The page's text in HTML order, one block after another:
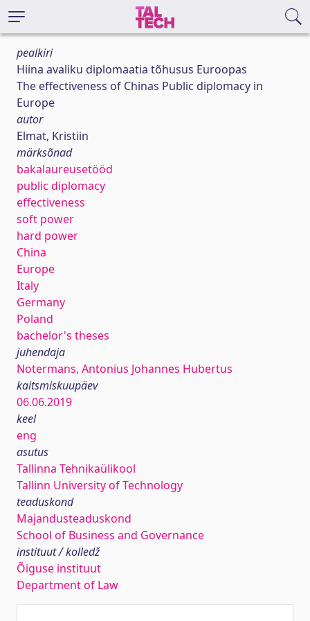
pealkiri
Hiina avaliku diplomaatia tõhusus Euroopas
The effectiveness of Chinas Public diplomacy in
Europe
autor
Elmat, Kristiin
märksõnad
bakalaureusetööd
public diplomacy
effectiveness
soft power
hard power
China
Europe
Italy
Germany
Poland
bachelor's theses
juhendaja
Notermans, Antonius Johannes Hubertus
kaitsmiskuupäev
06.06.2019
keel
eng
asutus
Tallinna Tehnikaülikool
Tallinn University of Technology
teaduskond
Majandusteaduskond
School of Business and Governance
instituut / kolledž
Õiguse instituut
Department of Law